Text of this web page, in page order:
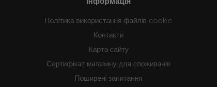
Політика використання файлів cookie
Контакти
Карта сайту
Сертифікат магазину для споживачів
Поширені запитання